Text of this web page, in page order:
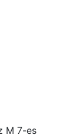
M 7-es